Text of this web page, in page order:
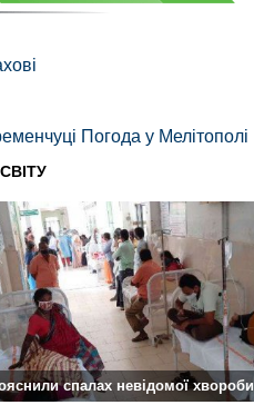
Погода у Мелітополі
спалах невідомої хвороби